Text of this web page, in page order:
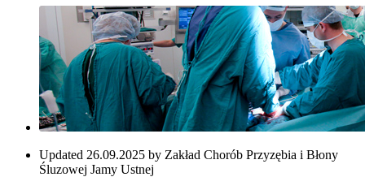
Updated 26.09.2025 by Zakład Chorób Przyzębia i Błony
Śluzowej Jamy Ustnej